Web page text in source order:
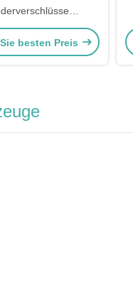
Set Honda Civic
Set für Honda Auto
besten Preis